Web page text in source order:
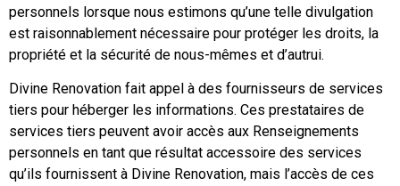
personnels lorsque nous estimons qu’une telle divulgation
est raisonnablement nécessaire pour protéger les droits, la
propriété et la sécurité de nous-mêmes et d’autrui.
Divine Renovation fait appel à des fournisseurs de services
tiers pour héberger les informations. Ces prestataires de
services tiers peuvent avoir accès aux Renseignements
personnels en tant que résultat accessoire des services
qu’ils fournissent à Divine Renovation, mais l’accès de ces